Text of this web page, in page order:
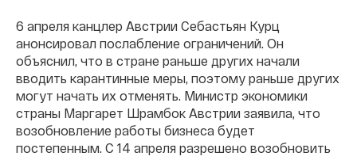
6 апреля канцлер Австрии Себастьян Курц
анонсировал послабление ограничений. Он
объяснил, что в стране раньше других начали
вводить карантинные меры, поэтому раньше других
могут начать их отменять. Министр экономики
страны Маргарет Шрамбок Австрии заявила, что
возобновление работы бизнеса будет
постепенным. С 14 апреля разрешено возобновить